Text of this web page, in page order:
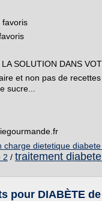
favoris
SOLUTION DANS
et non pas de
sucre...
charge dietetique
2 / traitement
pour DIABÈTE